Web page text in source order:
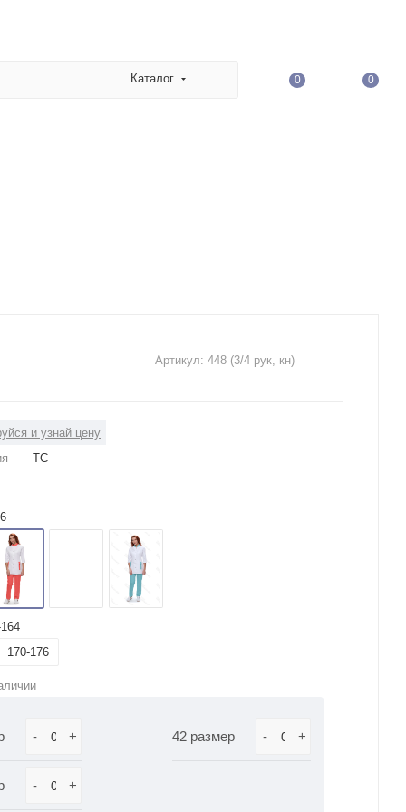
Каталог 0 0
Артикул: 448 (3/4 рук, кн)
и узнай цену
— ТС
170-176
- + 42 размер - +
- +